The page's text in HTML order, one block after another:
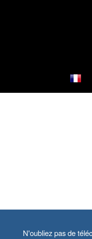
N'oubliez pas de